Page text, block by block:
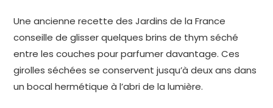
Une ancienne recette des Jardins de la France
conseille de glisser quelques brins de thym séché
entre les couches pour parfumer davantage. Ces
girolles séchées se conservent jusqu’à deux ans dans
un bocal hermétique à l’abri de la lumière.